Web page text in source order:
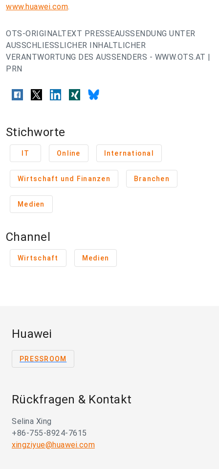
www.huawei.com.
OTS-ORIGINALTEXT PRESSEAUSSENDUNG UNTER
AUSSCHLIESSLICHER INHALTLICHER
VERANTWORTUNG DES AUSSENDERS - WWW.OTS.AT |
PRN
Stichworte
IT Online International
Wirtschaft und Finanzen Branchen
Medien
Channel
Wirtschaft Medien
Huawei
PRESSROOM
Rückfragen & Kontakt
Selina Xing
+86-755-8924-7615
xingziyue@huawei.com